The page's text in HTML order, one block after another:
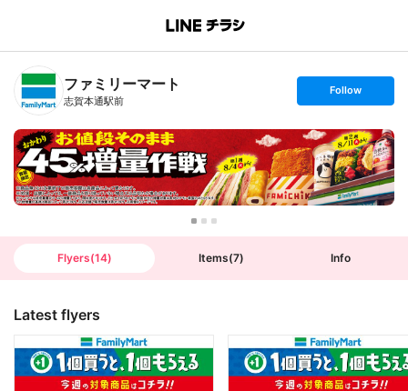
B
n
T
ファミリーマート
志賀本通駅前
s
t
o
l
l
o
w
Follow
Flyers(14) Items(7) Info
Latest flyers